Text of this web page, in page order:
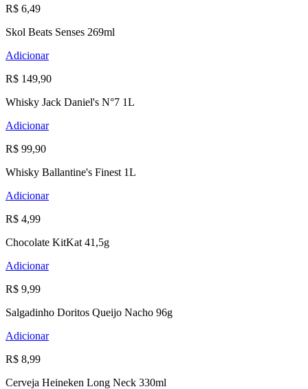
R$ 6,49
Skol Beats Senses 269ml
Adicionar
R$ 149,90
Whisky Jack Daniel's N°7 1L
Adicionar
R$ 99,90
Whisky Ballantine's Finest 1L
Adicionar
R$ 4,99
Chocolate KitKat 41,5g
Adicionar
R$ 9,99
Salgadinho Doritos Queijo Nacho 96g
Adicionar
R$ 8,99
Cerveja Heineken Long Neck 330ml